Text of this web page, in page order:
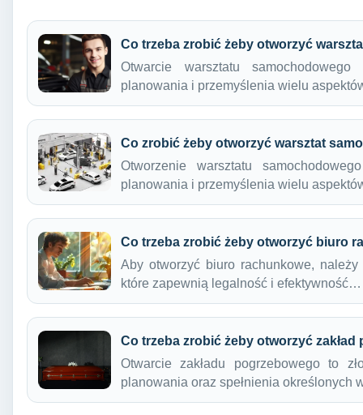
Co trzeba zrobić żeby otworzyć
Otwarcie warsztatu
planowania i przemyślenia wielu
Co zrobić żeby otworzyć warsztat
Otworzenie warsztatu
planowania i przemyślenia wielu
Co trzeba zrobić żeby otworzyć biuro
Aby otworzyć biuro rachunkowe,
które zapewnią legalność i efektywność…
Co trzeba zrobić żeby otworzyć zakład
Otwarcie zakładu pogrzebowego to
planowania oraz spełnienia określonych